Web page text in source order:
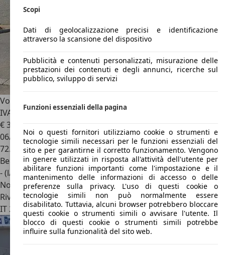
Volkswagen Golf R
IVA ESPOS
€ 33.500
06/2021
72.800 km
Benzina
- (l/100 km)
Novità
Rivenditore
IT 26025Pandino - Cremona - Cr
Scopi
Dati di geolocalizzazione precisi e identificazione
attraverso la scansione del dispositivo
Pubblicità e contenuti personalizzati, misurazione delle
prestazioni dei contenuti e degli annunci, ricerche sul
pubblico, sviluppo di servizi
Funzioni essenziali della pagina
Noi o questi fornitori utilizziamo cookie o strumenti e
tecnologie simili necessari per le funzioni essenziali del
sito e per garantirne il corretto funzionamento. Vengono
in genere utilizzati in risposta all'attività dell'utente per
abilitare funzioni importanti come l'impostazione e il
mantenimento delle informazioni di accesso o delle
preferenze sulla privacy. L'uso di questi cookie o
tecnologie simili non può normalmente essere
disabilitato. Tuttavia, alcuni browser potrebbero bloccare
questi cookie o strumenti simili o avvisare l'utente. Il
blocco di questi cookie o strumenti simili potrebbe
influire sulla funzionalità del sito web.